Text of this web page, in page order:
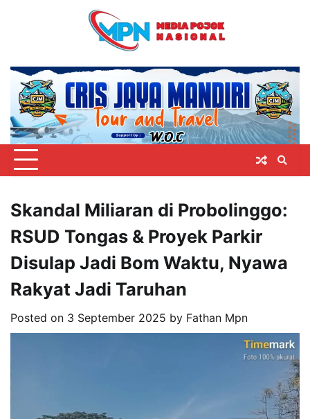
Skandal Miliaran di Probolinggo:
RSUD Tongas & Proyek Parkir
Disulap Jadi Bom Waktu, Nyawa
Rakyat Jadi Taruhan
Posted on 3 September 2025 by Fathan Mpn